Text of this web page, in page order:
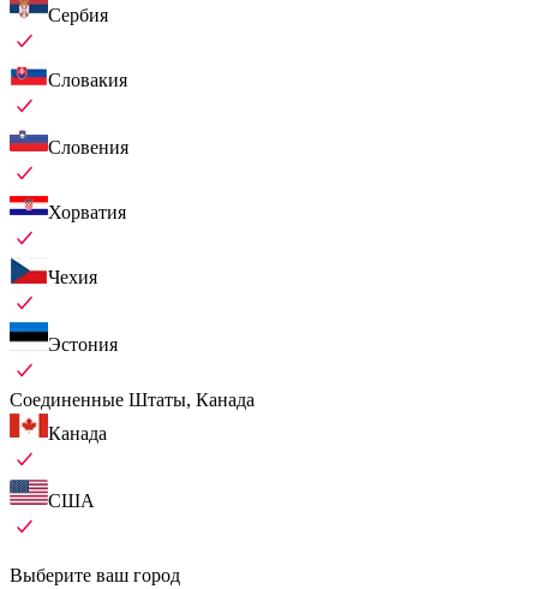
Сербия
Словакия
Словения
Хорватия
Чехия
Эстония
Соединенные Штаты, Канада
Канада
США
Выберите ваш город